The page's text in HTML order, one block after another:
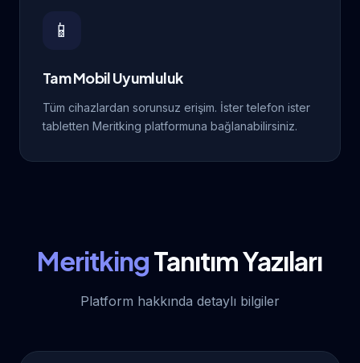
📱
Tam Mobil Uyumluluk
Tüm cihazlardan sorunsuz erişim. İster telefon ister
tabletten Meritking platformuna bağlanabilirsiniz.
MeritkingTanıtım Yazıları
Platform hakkında detaylı bilgiler